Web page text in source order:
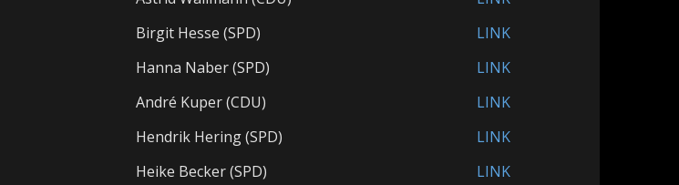
Birgit Hesse (SPD)
LINK
Hanna Naber (SPD)
LINK
André Kuper (CDU)
LINK
Hendrik Hering (SPD)
LINK
Heike Becker (SPD)
LINK